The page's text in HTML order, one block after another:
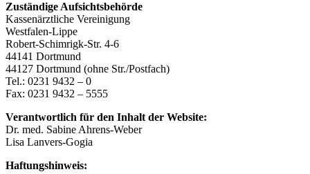
Zuständige Aufsichtsbehörde
Kassenärztliche Vereinigung
Westfalen-Lippe
Robert-Schimrigk-Str. 4-6
44141 Dortmund
44127 Dortmund (ohne Str./Postfach)
Tel.: 0231 9432 – 0
Fax: 0231 9432 – 5555
Verantwortlich für den Inhalt der Website:
Dr. med. Sabine Ahrens-Weber
Lisa Lanvers-Gogia
Haftungshinweis: